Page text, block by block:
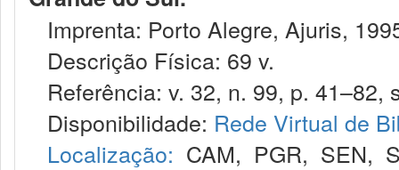
Imprenta: Porto Alegre, Ajuris,
Descrição Física: 69 v.
Referência: v. 32, n. 99, p. 41–82,
Disponibilidade: Rede Virtual de
Localização: CAM, PGR, SEN,